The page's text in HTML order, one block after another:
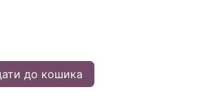
до кошика